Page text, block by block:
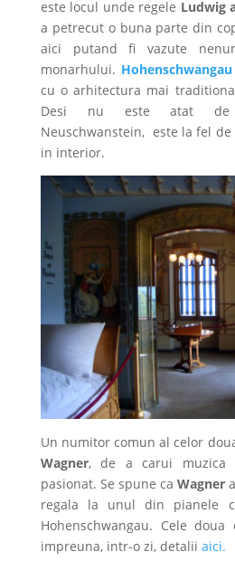
este locul unde regele Ludwig
a petrecut o buna parte din
aici putand fi vazute
monarhului. Hohenschwangau
cu o arhitectura mai
Desi nu este atat de
Neuschwanstein, este la fel de
in interior.
Un numitor comun al celor
Wagner, de a carui muzica
pasionat. Se spune ca Wagner
regala la unul din pianele
Hohenschwangau. Cele
impreuna, intr-o zi, detalii aici.